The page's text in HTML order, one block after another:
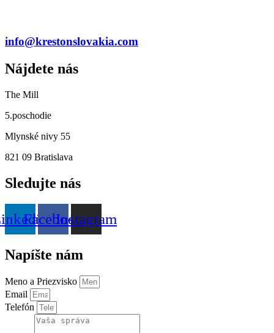
info@krestonslovakia.com
Nájdete nás
The Mill
5.poschodie
Mlynské nivy 55
821 09 Bratislava
Sledujte nás
FacebookInstagram
Napíšte nám
Meno a Priezvisko
Email
Telefón